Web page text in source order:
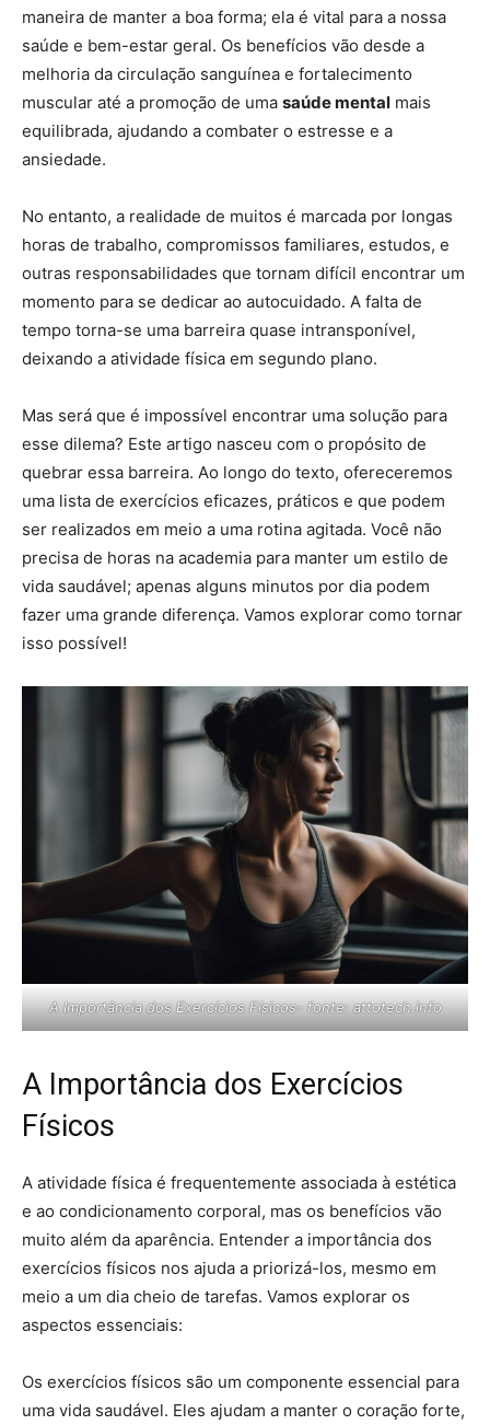
maneira de manter a boa forma; ela é vital para a nossa
saúde e bem-estar geral. Os benefícios vão desde a
melhoria da circulação sanguínea e fortalecimento
muscular até a promoção de uma saúde mental mais
equilibrada, ajudando a combater o estresse e a
ansiedade.
No entanto, a realidade de muitos é marcada por longas
horas de trabalho, compromissos familiares, estudos, e
outras responsabilidades que tornam difícil encontrar um
momento para se dedicar ao autocuidado. A falta de
tempo torna-se uma barreira quase intransponível,
deixando a atividade física em segundo plano.
Mas será que é impossível encontrar uma solução para
esse dilema? Este artigo nasceu com o propósito de
quebrar essa barreira. Ao longo do texto, ofereceremos
uma lista de exercícios eficazes, práticos e que podem
ser realizados em meio a uma rotina agitada. Você não
precisa de horas na academia para manter um estilo de
vida saudável; apenas alguns minutos por dia podem
fazer uma grande diferença. Vamos explorar como tornar
isso possível!
A Importância dos Exercícios Físicos- fonte: attotech.info
A Importância dos Exercícios
Físicos
A atividade física é frequentemente associada à estética
e ao condicionamento corporal, mas os benefícios vão
muito além da aparência. Entender a importância dos
exercícios físicos nos ajuda a priorizá-los, mesmo em
meio a um dia cheio de tarefas. Vamos explorar os
aspectos essenciais:
Os exercícios físicos são um componente essencial para
uma vida saudável. Eles ajudam a manter o coração forte,